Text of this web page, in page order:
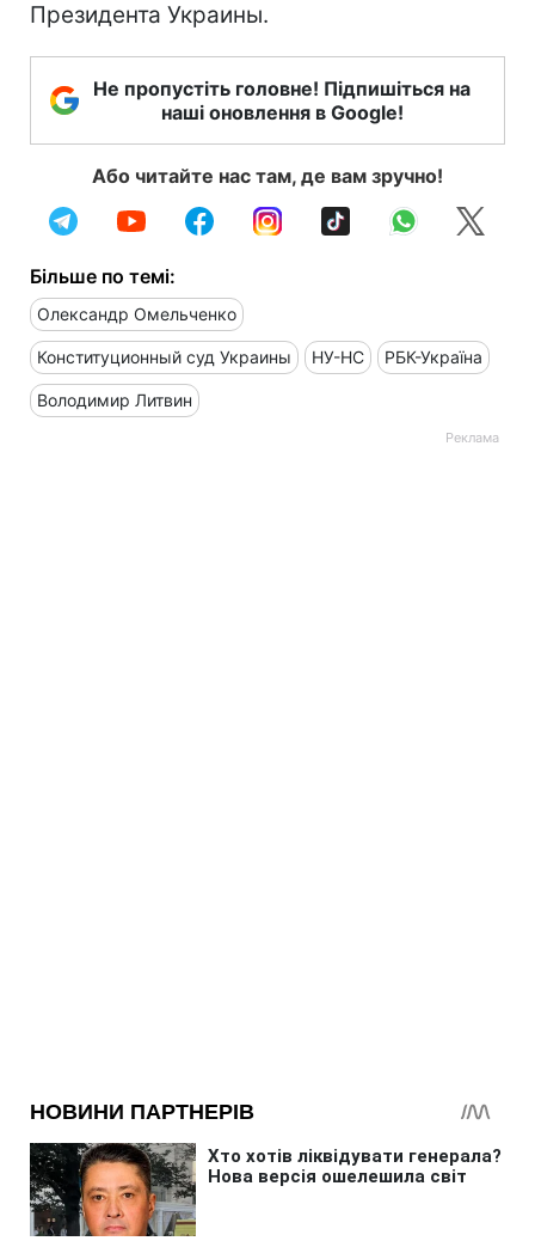
Президента Украины.
Не пропустіть головне! Підпишіться на
наші оновлення в Google!
Або читайте нас там, де вам зручно!
Більше по темі:
Олександр Омельченко
Конституционный суд Украины НУ-НС РБК-Україна
Володимир Литвин